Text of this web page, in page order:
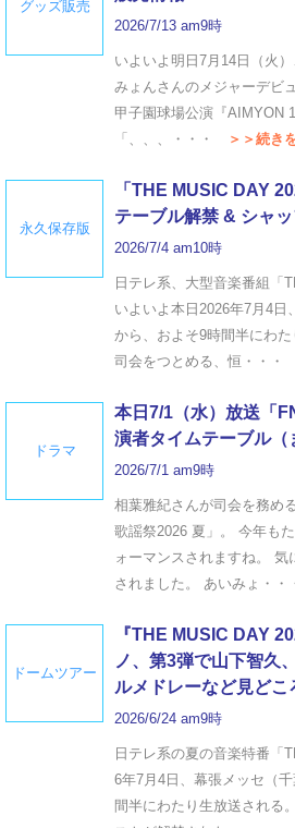
グッズ販売
2026/7/13 am9時
いよいよ明日7月14日（火
みょんさんのメジャーデビ
甲子園球場公演『AIMYON
「、、、・・・
＞＞続き
永久保存版
「THE MUSIC DAY
テーブル解禁 & シャ
2026/7/4 am10時
日テレ系、大型音楽番組「
いよいよ本日2026年7月4
から、およそ9時間半にわ
司会をつとめる、恒・・・
ドラマ
本日7/1（水）放送「
演者タイムテーブル
2026/7/1 am9時
相葉雅紀さんが司会を務め
歌謡祭2026 夏」。 今年も
ォーマンスされますね。
されました。 あいみょ・
ドームツアー
『THE MUSIC DAY
ノ、第3弾で山下智久
ルメドレーなど見どこ
2026/6/24 am9時
日テレ系の夏の音楽特番「
6年7月4日、幕張メッセ（
間半にわたり生放送される